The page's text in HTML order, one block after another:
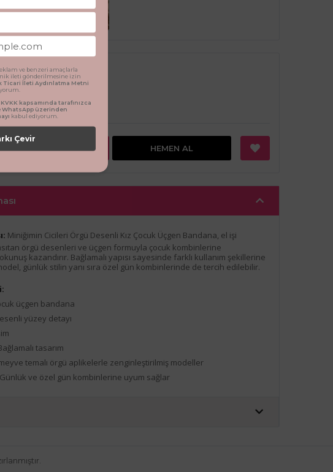
SEPETE EKLE HEMEN AL
Miniğimin Cicileri Örgü Desenli Kız Çocuk Üçgen Bandana, el işi
örgü desenleri ve üçgen formuyla çocuk kombinlerine
kazandırır. Bağlamalı yapısı sayesinde farklı kullanım şekillerine
günlük stilin yanı sıra özel gün kombinlerinde de tercih edilebilir.
üçgen bandana
yüzey detayı
tasarım
temalı örgü aplikelerle zenginleştirilmiş modeller
Günlük ve özel gün kombinlerine uyum sağlar
ve benzeri amaçlarla
ileti gönderilmesine izin
Ticari İleti Aydınlatma Metni
KVKK kapsamında tarafınızca
WhatsApp üzerinden
kabul ediyorum.
Çevir